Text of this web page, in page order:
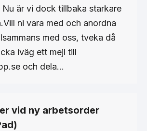
är vi dock tillbaka starkare
ni vara med och anordna
med oss, tveka då
iväg ett mejl till
och dela…
vid ny arbetsorder